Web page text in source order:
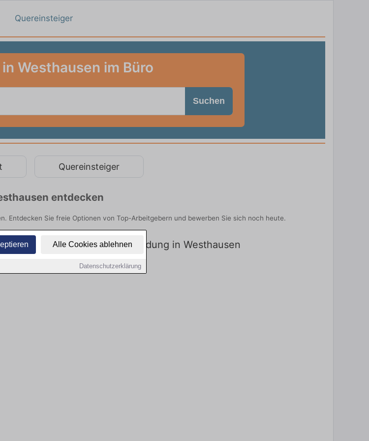
Alle Cookies ablehnen
Datenschutzerklärung
Quereinsteiger
Westhausen im Büro
Suchen
Quereinsteiger
entdecken
Entdecken Sie freie Optionen von Top-Arbeitgebern und bewerben Sie sich noch heute.
Stellenangebote für Ausbildung in Westhausen